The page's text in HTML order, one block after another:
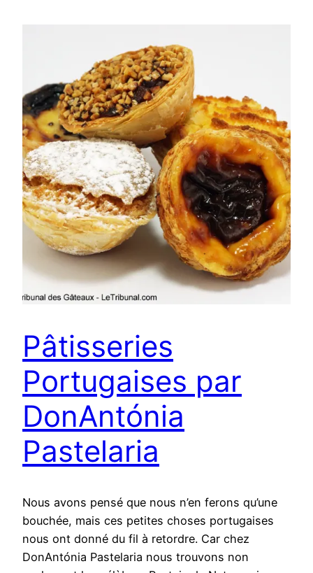
Pâtisseries
Portugaises par
DonAntónia
Pastelaria
Nous avons pensé que nous n’en ferons qu’une
bouchée, mais ces petites choses portugaises
nous ont donné du fil à retordre. Car chez
DonAntónia Pastelaria nous trouvons non